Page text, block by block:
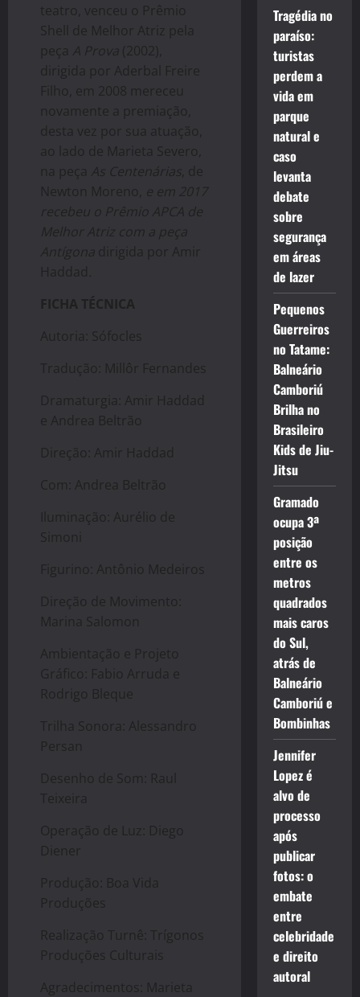
teatro, venceu o Prêmio
Shell de Melhor Atriz pela
peça A Prova (2002),
dirigida por Aderbal Freire
Filho, em 2008 mereceu
novamente a premiação,
desta vez por sua atuação,
ao lado de Marieta Severo,
na peça As Centenárias , de
Newton Moreno, e em 2017
recebeu o Prêmio APCA de
Melhor Atriz com a peça
Antígona dirigida por Amir
Haddad.
FICHA TÉCNICA
Autoria: Sófocles
Tradução: Millôr Fernandes
Dramaturgia: Amir Haddad
e Andrea Beltrão
Direção: Amir Haddad
Com: Andrea Beltrão
Iluminação: Aurélio de
Simoni
Figurino: Antônio Medeiros
Direção de Movimento:
Marina Salomon
Ambientação e Projeto
Gráfico: Fabio Arruda e
Rodrigo Bleque
Trilha Sonora: Alessandro
Persan
Desenho de Som: Raul
Teixeira
Operação de Luz: Diego
Diener
Produção: Boa Vida
Produções
Realização Turnê: Trígonos
Produções Culturais
Agradecimentos: Marieta
Tragédia no
paraíso:
turistas
perdem a
vida em
parque
natural e
caso
levanta
debate
sobre
segurança
em áreas
de lazer
Pequenos
Guerreiros
no Tatame:
Balneário
Camboriú
Brilha no
Brasileiro
Kids de Jiu-
Jitsu
Gramado
ocupa 3ª
posição
entre os
metros
quadrados
mais caros
do Sul,
atrás de
Balneário
Camboriú e
Bombinhas
Jennifer
Lopez é
alvo de
processo
após
publicar
fotos: o
embate
entre
celebridade
e direito
autoral